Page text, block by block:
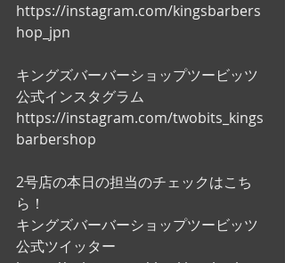
https://instagram.com/kingsbarbers
hop_jpn
キングズバーバーショップツービッツ
公式インスタグラム
https://instagram.com/twobits_kings
barbershop
2号店の本日の担当のチェックはこち
ら！
キングズバーバーショップツービッツ
公式ツイッター